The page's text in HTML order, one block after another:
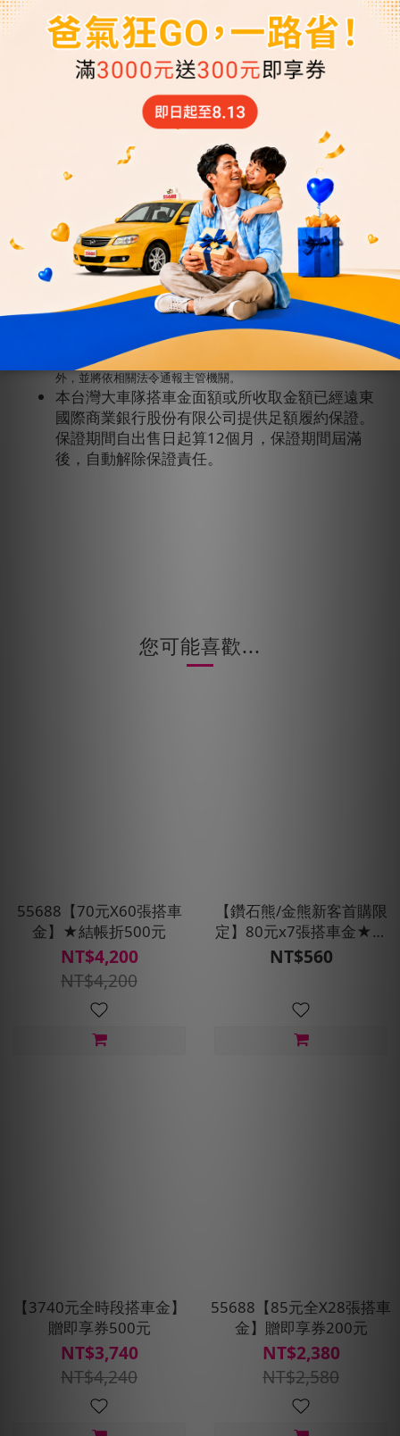
預約派車注意事項
預約派車及專人媒合服務限台北市、新北市、桃園市、
台中市、台南市、高雄市，其他地區可提供媒合服務但
預約固定行程自動派車服務，最晚用車前60分鐘預約。
注意事項
店家保留訂單接受與否權利，若因交易條件有誤或有其他情形導
致商店無法接受您的訂單，將以 email 發送無法出貨通知給您，
造成您的不便，敬請見諒。
消費者或購買人，不得基於洗錢或其他不法意圖而主張退貨還
款，否則，本公司除得拒絕消費者或購買人之解除買賣契約請求
外，並將依相關法令通報主管機關。
本台灣大車隊搭車金面額或所收取金額已經遠東
國際商業銀行股份有限公司提供足額履約保證。
保證期間自出售日起算12個月，保證期間屆滿
後，自動解除保證責任。
您可能喜歡...
55688【70元X60張搭車
金】★結帳折500元
NT$4,200
NT$4,200
【鑽石熊/金熊新客首購限
定】80元x7張搭車金★現
折100元
NT$560
【3740元全時段搭車金】
贈即享券500元
NT$3,740
NT$4,240
55688【85元全X28張搭車
金】贈即享券200元
NT$2,380
NT$2,580